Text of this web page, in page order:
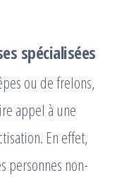
spécialisées
ou de frelons,
appel à une
En effet,
personnes non-